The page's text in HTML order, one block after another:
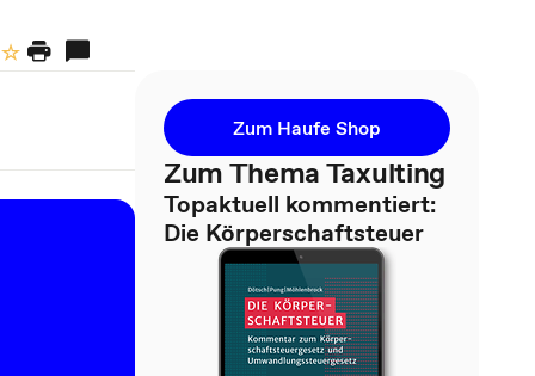
Zum Haufe Shop
Zum Thema Taxulting
Topaktuell kommentiert:
Die Körperschaftsteuer